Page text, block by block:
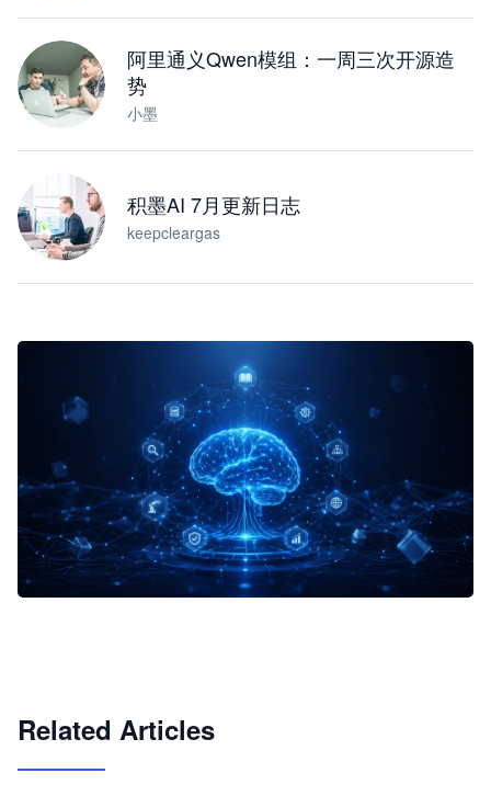
阿里通义Qwen模组：一周三次开源造
势
小墨
积墨AI 7月更新日志
keepcleargas
Related Articles